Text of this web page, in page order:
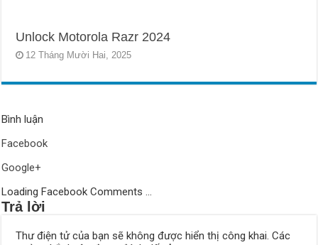
Unlock Motorola Razr 2024
12 Tháng Mười Hai, 2025
Bình luận
Facebook
Google+
Loading Facebook Comments ...
Trả lời
Thư điện tử của bạn sẽ không được hiển thị công khai. Các